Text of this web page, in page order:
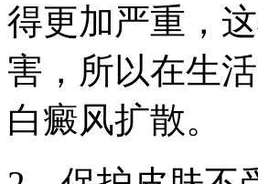
得更加严重，
害，所以在生
白癜风扩散。